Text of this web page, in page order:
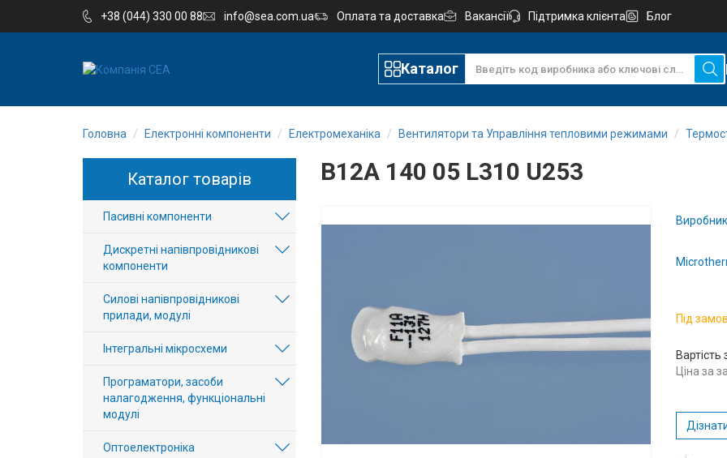
+38 (044) 330 00 88 info@sea.com.ua Оплата та доставка Вакансії Підтримка клієнта Блог
Каталог
Компанія
Виробництво
Послуги
Новини
Вакансії
авторизація
Виробники
Головна Електронні компоненти Електромеханіка Вентилятори та Управління тепловими режимами
B12A 140 05 L310 U253
Під
Ціна за
Каталог товарів
Пасивні компоненти
Дискретні напівпровідникові
компоненти
Силові напівпровідникові
прилади, модулі
Інтегральні мікросхеми
Програматори, засоби
налагодження, функціональні
модулі
Оптоелектроніка